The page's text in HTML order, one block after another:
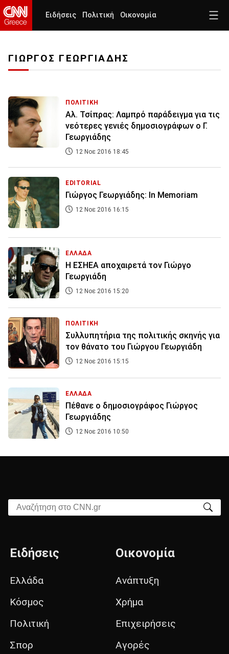
Ειδήσεις Πολιτική Οικονομία
ΓΙΩΡΓΟΣ ΓΕΩΡΓΙΑΔΗΣ
ΠΟΛΙΤΙΚΗ
Αλ. Τσίπρας: Λαμπρό παράδειγμα για τις
νεότερες γενιές δημοσιογράφων ο Γ.
Γεωργιάδης
12 Νοε 2016 18:45
EDITORIAL
Γιώργος Γεωργιάδης: In Memoriam
12 Νοε 2016 16:15
ΕΛΛΑΔΑ
Η ΕΣΗΕΑ αποχαιρετά τον Γιώργο
Γεωργιάδη
12 Νοε 2016 15:20
ΠΟΛΙΤΙΚΗ
Συλλυπητήρια της πολιτικής σκηνής για
τον θάνατο του Γιώργου Γεωργιάδη
12 Νοε 2016 15:15
ΕΛΛΑΔΑ
Πέθανε ο δημοσιογράφος Γιώργος
Γεωργιάδης
12 Νοε 2016 10:50
Αναζήτηση στο CNN.gr
Ειδήσεις
Ελλάδα
Κόσμος
Πολιτική
Σπορ
Οικονομία
Ανάπτυξη
Χρήμα
Επιχειρήσεις
Αγορές